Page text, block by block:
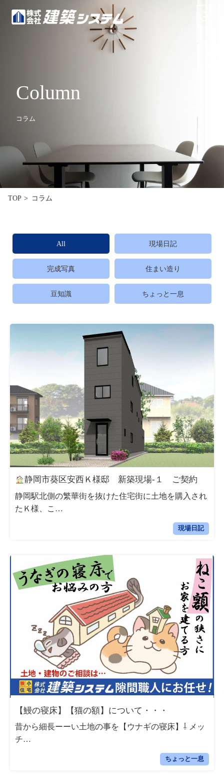
Column
コラム
TOP コラム
All 現場日記
完成写真 住まい造り
豆知識 ちょっと一息
静岡市葵区安西Ｋ様邸 新築現場‐１ ご契約
静岡駅北側の繁華街を抜けた住宅街に土地を購入され
たＫ様、こ…
現場日記
【鰻の寝床】【猫の額】について・・・
昔から細長ーーい土地の事を【ウナギの寝床】⇩ メッ
チ…
ちょっと一息
商品ラインナップ
施工事例
お客様の声
モデルハウス
不動産情報(土地･分譲地･中古住宅)
サイトマップ